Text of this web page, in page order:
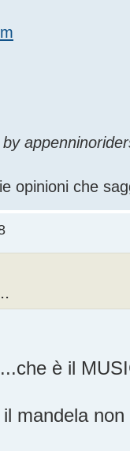
opinioni che
è il
mandela